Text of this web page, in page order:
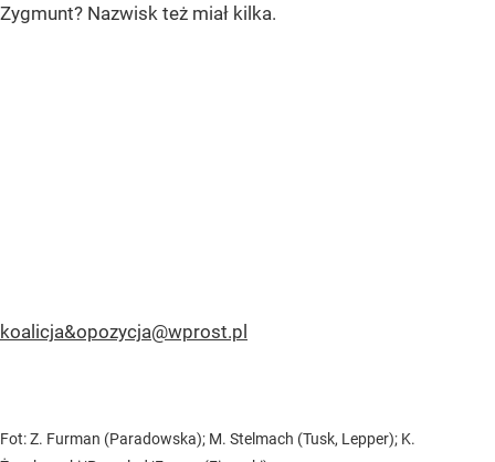
Zygmunt? Nazwisk też miał kilka.
koalicja&opozycja@wprost.pl
Fot: Z. Furman (Paradowska); M. Stelmach (Tusk, Lepper); K.